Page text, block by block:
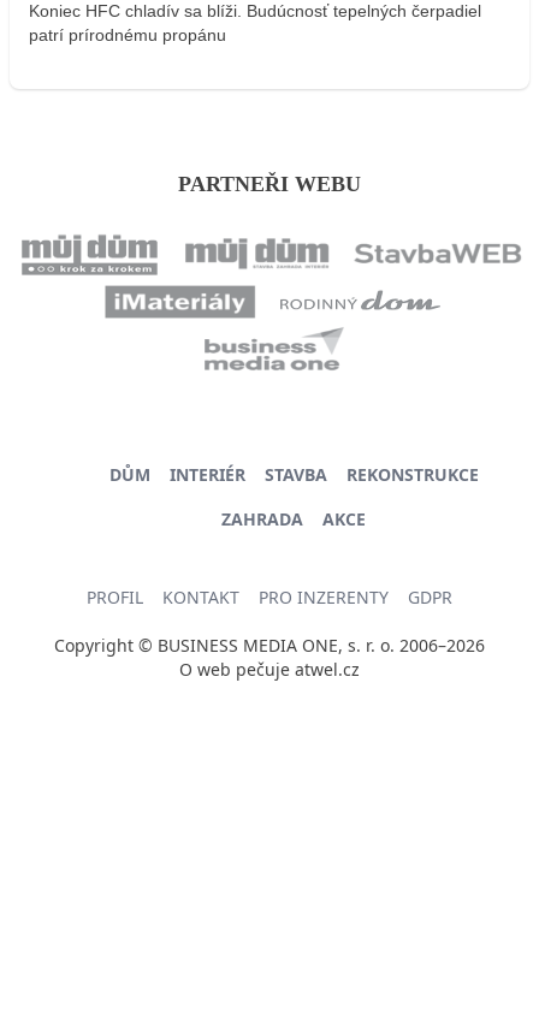
Koniec HFC chladív sa blíži. Budúcnosť tepelných čerpadiel
patrí prírodnému propánu
PARTNEŘI WEBU
DŮM INTERIÉR STAVBA
REKONSTRUKCE
ZAHRADA
AKCE
PROFIL KONTAKT PRO INZERENTY GDPR
Copyright © BUSINESS MEDIA ONE, s. r. o. 2006–2026